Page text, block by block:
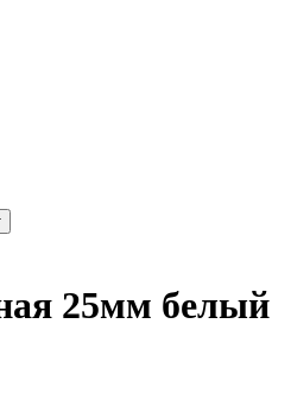
25мм белый